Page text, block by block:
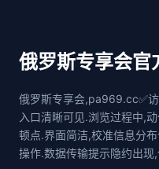
俄罗斯专享会官
俄罗斯专享会,pa969.cc✅
入口清晰可见.浏览过程中,
顿点.界面简洁,校准信息分
操作.数据传输提示隐约出现